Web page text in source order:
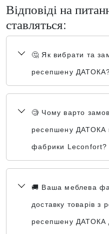
Відповіді на
ставляться:
🤔 Як вибрати та
ресепшену
🧐 Чому варто
ресепшену ДАТОКА
фабрики Leconfort?
🚚 Ваша меблева
доставку товарів з
ресепшену ДАТОКА